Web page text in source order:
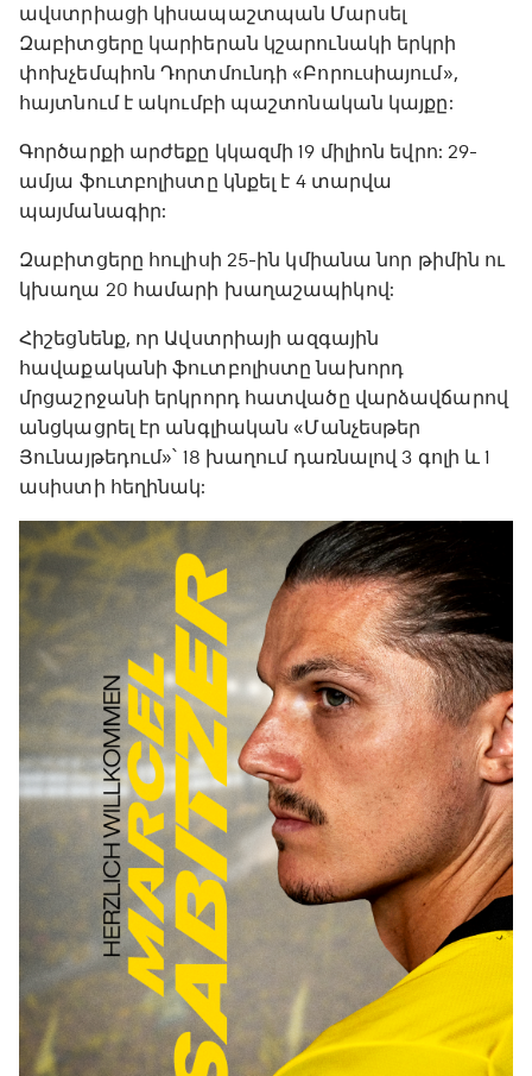
ավստրիացի կիսապաշտպան Մարսել
Զաբիտցերը կարիերան կշարունակի երկրի
փոխչեմպիոն Դորտմունդի «Բորուսիայում»,
հայտնում է ակումբի պաշտոնական կայքը:
Գործարքի արժեքը կկազմի 19 միլիոն եվրո: 29-
ամյա ֆուտբոլիստը կնքել է 4 տարվա
պայմանագիր:
Զաբիտցերը հուլիսի 25-ին կմիանա նոր թիմին ու
կխաղա 20 համարի խաղաշապիկով:
Հիշեցնենք, որ Ավստրիայի ազգային
հավաքականի ֆուտբոլիստը նախորդ
մրցաշրջանի երկրորդ հատվածը վարձավճարով
անցկացրել էր անգլիական «Մանչեսթեր
Յունայթեդում»՝ 18 խաղում դառնալով 3 գոլի և 1
ասիստի հեղինակ: